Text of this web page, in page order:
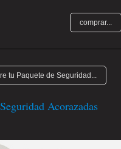
comprar...
tu Paquete de Seguridad...
Acorazadas